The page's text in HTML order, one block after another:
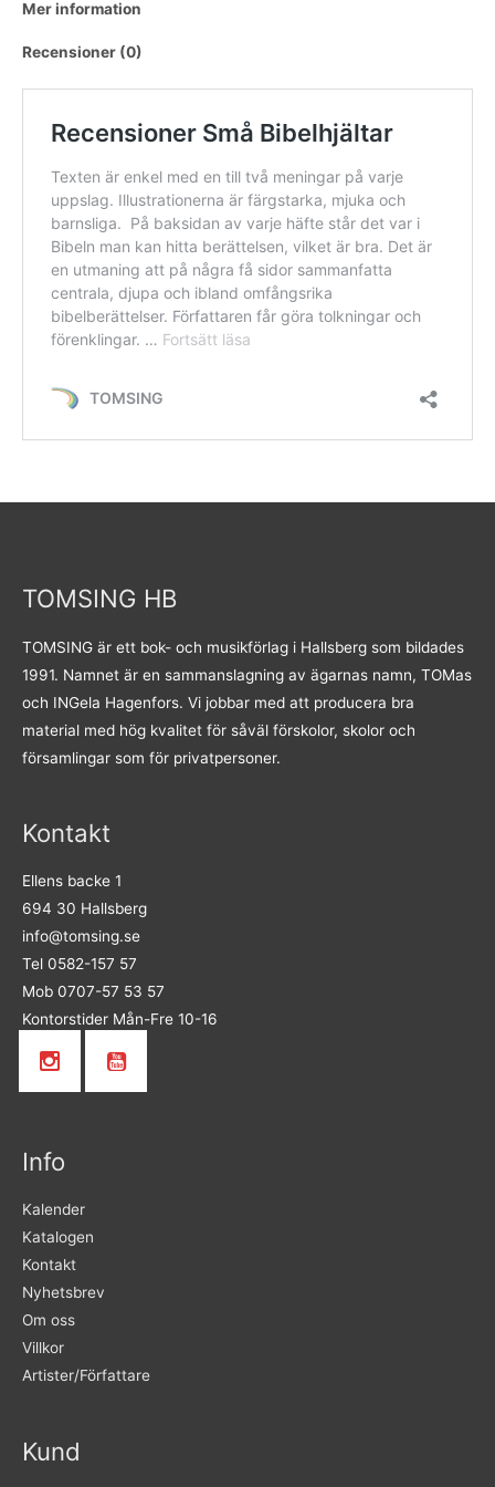
Mer information
Recensioner (0)
TOMSING HB
TOMSING är ett bok- och musikförlag i Hallsberg som bildades
1991. Namnet är en sammanslagning av ägarnas namn, TOMas
och INGela Hagenfors. Vi jobbar med att producera bra
material med hög kvalitet för såväl förskolor, skolor och
församlingar som för privatpersoner.
Kontakt
Ellens backe 1
694 30 Hallsberg
info@tomsing.se
Tel 0582-157 57
Mob 0707-57 53 57
Kontorstider Mån-Fre 10-16
Info
Kalender
Katalogen
Kontakt
Nyhetsbrev
Om oss
Villkor
Artister/Författare
Kund